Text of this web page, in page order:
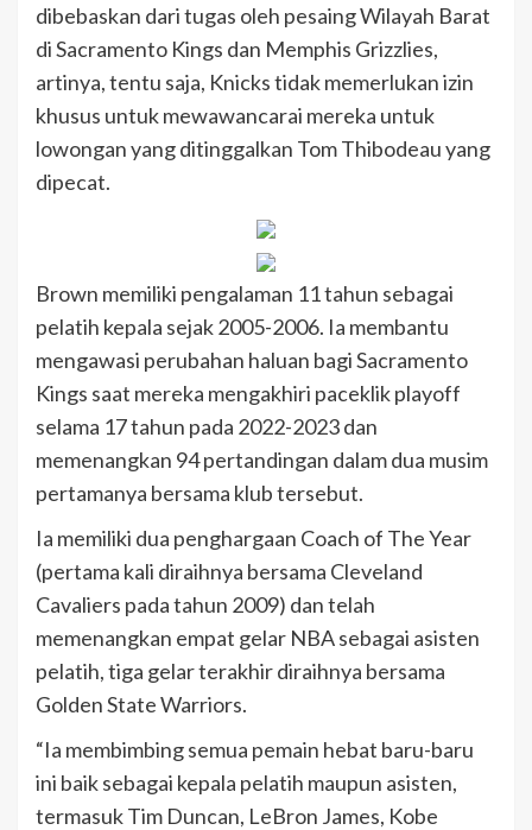
dibebaskan dari tugas oleh pesaing Wilayah Barat
di Sacramento Kings dan Memphis Grizzlies,
artinya, tentu saja, Knicks tidak memerlukan izin
khusus untuk mewawancarai mereka untuk
lowongan yang ditinggalkan Tom Thibodeau yang
dipecat.
Brown memiliki pengalaman 11 tahun sebagai
pelatih kepala sejak 2005-2006. Ia membantu
mengawasi perubahan haluan bagi Sacramento
Kings saat mereka mengakhiri paceklik playoff
selama 17 tahun pada 2022-2023 dan
memenangkan 94 pertandingan dalam dua musim
pertamanya bersama klub tersebut.
Ia memiliki dua penghargaan Coach of The Year
(pertama kali diraihnya bersama Cleveland
Cavaliers pada tahun 2009) dan telah
memenangkan empat gelar NBA sebagai asisten
pelatih, tiga gelar terakhir diraihnya bersama
Golden State Warriors.
“Ia membimbing semua pemain hebat baru-baru
ini baik sebagai kepala pelatih maupun asisten,
termasuk Tim Duncan, LeBron James, Kobe